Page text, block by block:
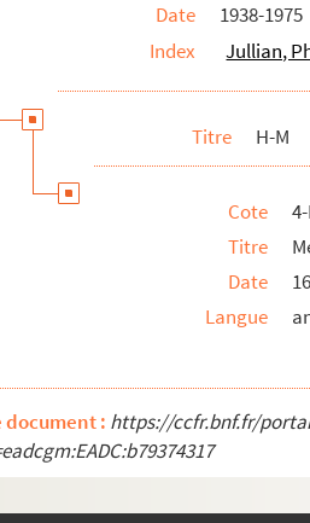
Date
1938-1975
Index
Jullian,
Titre H-M
Cote
Titre
Date
Langue
document : https://ccfr.bnf.fr/